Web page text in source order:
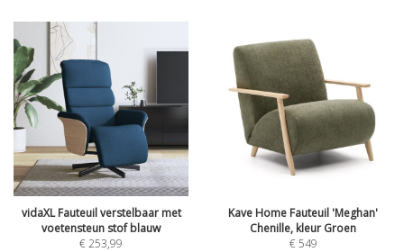
vidaXL Fauteuil verstelbaar met
voetensteun stof blauw
€253,99
Kave Home Fauteuil 'Meghan'
Chenille, kleur Groen
€549